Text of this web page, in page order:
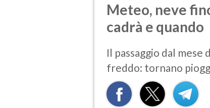
Meteo, neve
cadrà e quando
Il passaggio dal
freddo: tornano